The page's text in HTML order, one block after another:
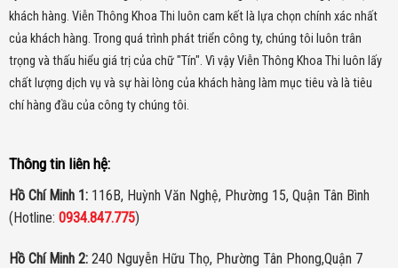
khách hàng. Viễn Thông Khoa Thi luôn cam kết là lựa chọn chính xác nhất
của khách hàng. Trong quá trình phát triển công ty, chúng tôi luôn trân
trọng và thấu hiểu giá trị của chữ "Tín". Vì vậy Viễn Thông Khoa Thi luôn lấy
chất lượng dịch vụ và sự hài lòng của khách hàng làm mục tiêu và là tiêu
chí hàng đầu của công ty chúng tôi.
Thông tin liên hệ:
Hồ Chí Minh 1:116B, Huỳnh Văn Nghệ, Phường 15, Quận Tân Bình
(Hotline: 0934.847.775)
Hồ Chí Minh 2:240 Nguyễn Hữu Thọ, Phường Tân Phong,Quận 7